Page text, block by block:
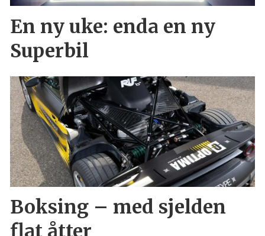
En ny uke: enda en ny
Superbil
Boksing – med sjelden